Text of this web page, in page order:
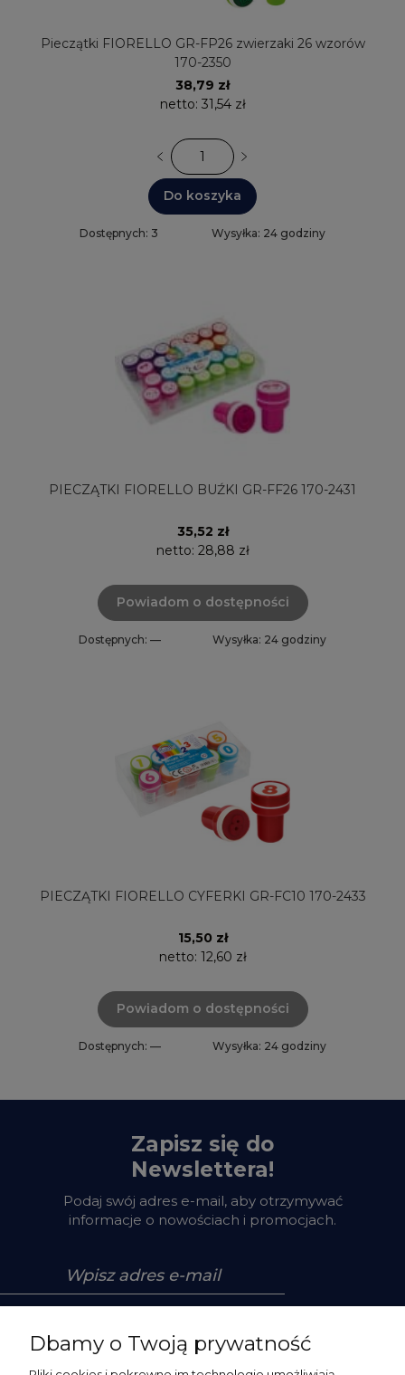
Pieczątki FIORELLO GR-FP26 zwierzaki 26 wzorów
170-2350
38,79 zł
netto: 31,54 zł
Do koszyka
Dostępnych: 3 Wysyłka: 24 godziny
PIECZĄTKI FIORELLO BUŹKI GR-FF26 170-2431
35,52 zł
netto: 28,88 zł
Powiadom o dostępności
Dostępnych: — Wysyłka: 24 godziny
PIECZĄTKI FIORELLO CYFERKI GR-FC10 170-2433
15,50 zł
netto: 12,60 zł
Powiadom o dostępności
Dostępnych: — Wysyłka: 24 godziny
Zapisz się do
Newslettera!
Podaj swój adres e-mail, aby otrzymywać
informacje o nowościach i promocjach.
Dbamy o Twoją prywatność